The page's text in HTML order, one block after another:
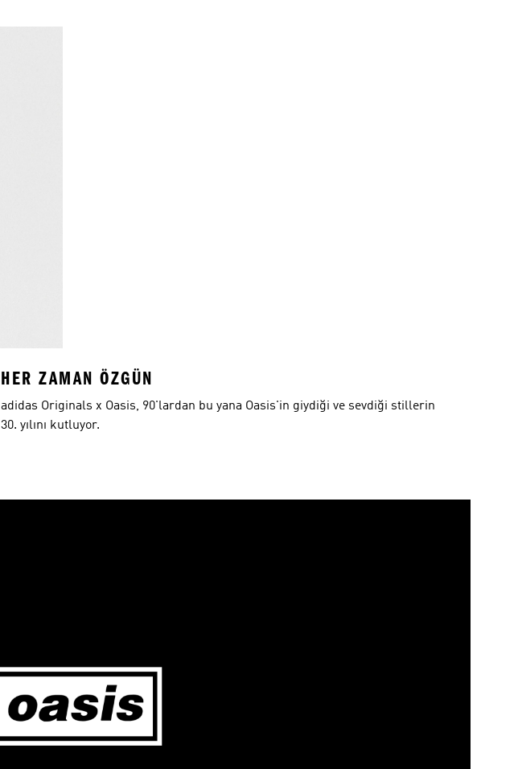
HER ZAMAN ÖZGÜN
adidas Originals x Oasis, 90'lardan bu yana Oasis'in giydiği ve sevdiği stillerin
30. yılını kutluyor.